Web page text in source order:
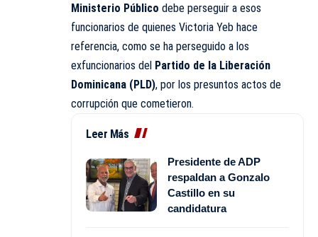
Ministerio Público debe perseguir a esos
funcionarios de quienes Victoria Yeb hace
referencia, como se ha perseguido a los
exfuncionarios del Partido de la Liberación
Dominicana (PLD), por los presuntos actos de
corrupción que cometieron.
Leer Más
Presidente de ADP
respaldan a Gonzalo
Castillo en su
candidatura